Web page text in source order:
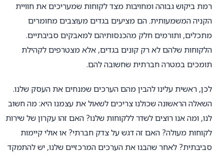
רמת ביקוש גבוהה ומחויבות מצד לקוחות שמעריכים את חוויית
הקניה המשמעותית. הם מציעים בגדים מעוצבים מחומרים
מתכלים, ותורמים חלק מהכנסותיהם למאבקים סביבתיים.
הלקוחות שלהם לא רק קונים בגדים, אלא מצטרפים לקהילת
תומכים במטרה חברתית שחשובה להם.
לכן, ראשית עלינו להבין מהם הערכים שמנחים את העסק שלנו.
השאלה הראשונה שכולנו צריכים לשאול את עצמנו היא: מה חשוב
לנו, ומה אנו רוצים לשדר ללקוחות שלנו? האם זהו עקרון של שירות
לקוחות מעולה? האם זה דגש על צדק חברתי? או אולי קיימות
סביבתית? לאחר שהבנו את הערכים המרכזיים שלנו, יש להתמקד